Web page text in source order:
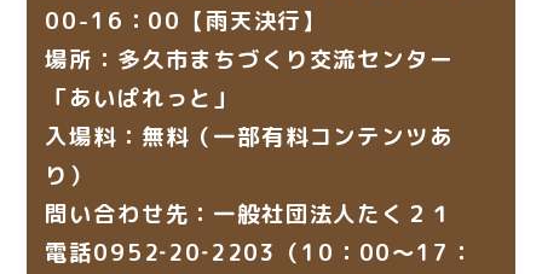
00-16：00【雨天決行】
場所：多久市まちづくり交流センター
「あいぱれっと」
入場料：無料（一部有料コンテンツあ
り）
問い合わせ先：一般社団法人たく２１
電話0952‐20‐2203（10：00～17：